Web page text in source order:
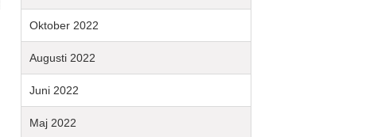
Oktober 2022
Augusti 2022
Juni 2022
Maj 2022